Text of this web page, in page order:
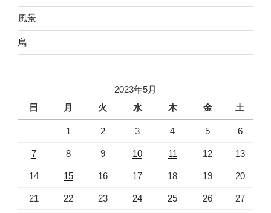
風景
鳥
2023年5月
日
月 火 水 木 金 土
1 2 3 4 5 6
7 8 9 10 11 12 13
14 15 16 17 18 19 20
21 22 23 24 25 26 27